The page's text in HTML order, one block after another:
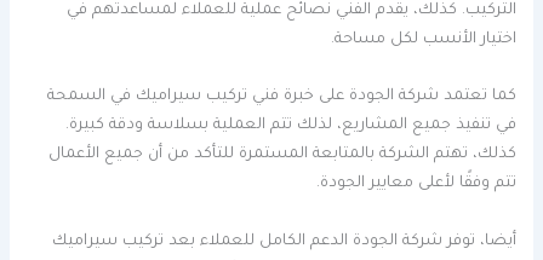
التركيب. كذلك، يقدم الفني نصائح عملية للعملاء لمساعدتهم في
اختيار الأنسب لكل مساحة.
كما تعتمد شركة الجودة على خبرة فني تركيب سيراميك في السمحة
في تنفيذ جميع المشاريع، لذلك تتم العملية بسلاسة ودقة كبيرة.
كذلك، تهتم الشركة بالمتابعة المستمرة للتأكد من أن جميع الأعمال
تتم وفقًا لأعلى معايير الجودة.
أيضا، توفر شركة الجودة الدعم الكامل للعملاء بعد تركيب سيراميك